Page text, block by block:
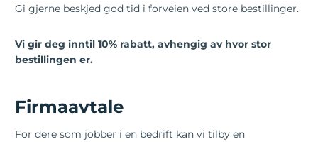
Gi gjerne beskjed god tid i forveien ved store bestillinger.
Vi gir deg inntil 10% rabatt, avhengig av hvor stor
bestillingen er.
Firmaavtale
For dere som jobber i en bedrift kan vi tilby en